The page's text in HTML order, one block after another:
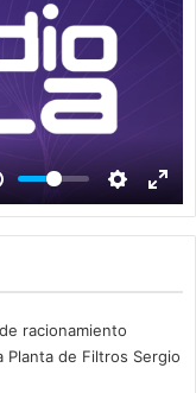
racionamiento
de Filtros Sergio